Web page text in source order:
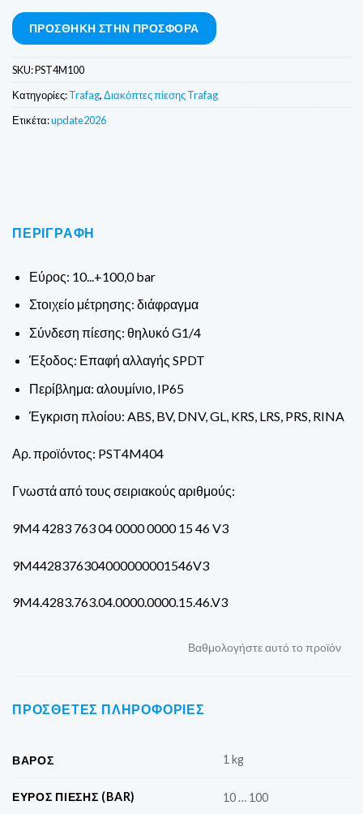
ΠΡΟΣΘΉΚΗ ΣΤΗΝ ΠΡΟΣΦΟΡΆ
SKU:PST4M100
Κατηγορίες:Trafag,Διακόπτες πίεσης Trafag
Ετικέτα:update2026
ΠΕΡΙΓΡΑΦΉ
Εύρος: 10...+100,0 bar
Στοιχείο μέτρησης: διάφραγμα
Σύνδεση πίεσης: θηλυκό G1/4
Έξοδος: Επαφή αλλαγής SPDT
Περίβλημα: αλουμίνιο, IP65
Έγκριση πλοίου: ABS, BV, DNV, GL, KRS, LRS, PRS, RINA
Αρ. προϊόντος: PST4M404
Γνωστά από τους σειριακούς αριθμούς:
9M4 4283 763 04 0000 0000 15 46 V3
9M4428376304000000001546V3
9M4.4283.763.04.0000.0000.15.46.V3
Βαθμολογήστε αυτό το προϊόν
ΠΡΌΣΘΕΤΕΣ ΠΛΗΡΟΦΟΡΊΕΣ
ΒΆΡΟΣ 1 kg
ΕΎΡΟΣ ΠΊΕΣΗΣ (BAR) 10 … 100